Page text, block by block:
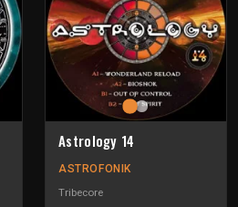
Astrology 14
ASTROFONIK
Tribecore